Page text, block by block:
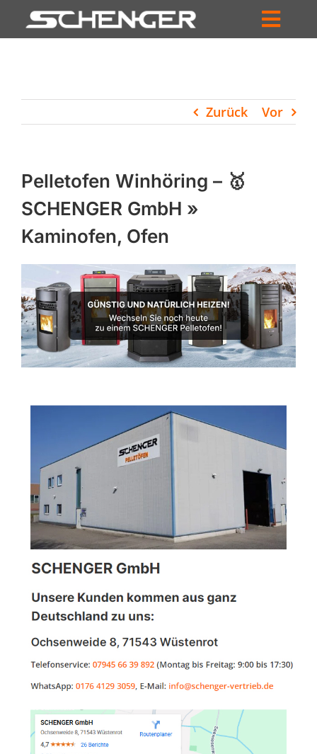
Inhalt
HÄNDLERSUCHE
UNTERNEHMEN
PROFIL
WARENKORB
PRODUCTS
SEARCH
Zurück Vor
Pelletofen Winhöring – 🥇
SCHENGER GmbH »
Kaminofen, Ofen